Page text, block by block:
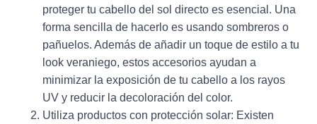
proteger tu cabello del sol directo es esencial. Una
forma sencilla de hacerlo es usando sombreros o
pañuelos. Además de añadir un toque de estilo a tu
look veraniego, estos accesorios ayudan a
minimizar la exposición de tu cabello a los rayos
UV y reducir la decoloración del color.
Utiliza productos con protección solar: Existen